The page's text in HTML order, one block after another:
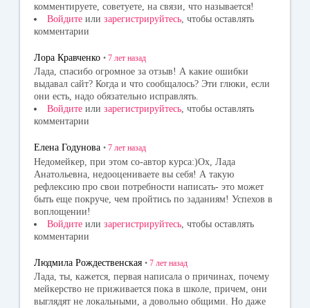
ki
комментируете, советуете, на связи, что называется!
Войдите или зарегистрируйтесь , чтобы оставлять
комментарии
Лора Кравченко • 7 лет назад
Лада, спасибо огромное за отзыв! А какие ошибки
выдавал сайт? Когда и что сообщалось? Эти глюки, если
они есть, надо обязательно исправлять.
Войдите или зарегистрируйтесь, чтобы оставлять
комментарии
Елена Годунова • 7 лет назад
Недомейкер, при этом со-автор курса:)Ох, Лада
Анатольевна, недооцениваете вы себя! А такую
рефлексию про свои потребности написать- это может
быть еще покруче, чем пройтись по заданиям! Успехов в
воплощении!
Войдите или зарегистрируйтесь , чтобы оставлять
комментарии
Людмила Рождественская • 7 лет назад
Лада, ты, кажется, первая написала о причинах, почему
мейкерство не приживается пока в школе, причем, они
выглядят не локальными, а довольно общими. Но даже